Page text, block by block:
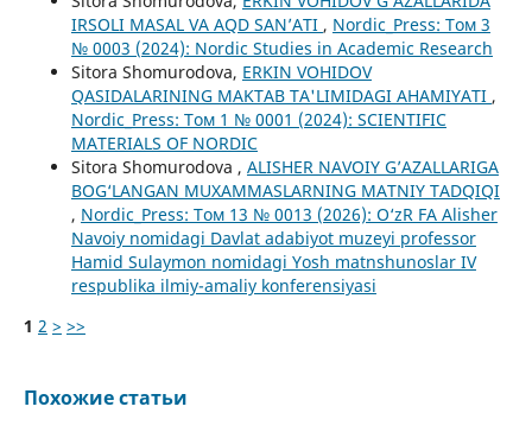
IRSOLI MASAL VA AQD SAN’ATI , Nordic_Press: Том 3
№ 0003 (2024): Nordic Studies in Academic Research
Sitora Shomurodova, ERKIN VOHIDOV
QASIDALARINING MAKTAB TA'LIMIDAGI AHAMIYATI ,
Nordic_Press: Том 1 № 0001 (2024): SCIENTIFIC
MATERIALS OF NORDIC
Sitora Shomurodova , ALISHER NAVOIY G’AZALLARIGA
BOG‘LANGAN MUXAMMASLARNING MATNIY TADQIQI
, Nordic_Press: Том 13 № 0013 (2026): O‘zR FA Alisher
Navoiy nomidagi Davlat adabiyot muzeyi professor
Hamid Sulaymon nomidagi Yosh matnshunoslar IV
respublika ilmiy-amaliy konferensiyasi
1 2 > >>
Похожие статьи